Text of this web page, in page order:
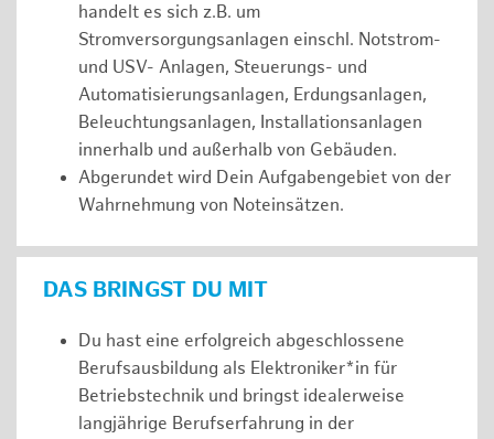
handelt es sich z.B. um
Stromversorgungsanlagen einschl. Notstrom-
und USV- Anlagen, Steuerungs- und
Automatisierungsanlagen, Erdungsanlagen,
Beleuchtungsanlagen, Installationsanlagen
innerhalb und außerhalb von Gebäuden.
Abgerundet wird Dein Aufgabengebiet von der
Wahrnehmung von Noteinsätzen.
DAS BRINGST DU MIT
Du hast eine erfolgreich abgeschlossene
Berufsausbildung als Elektroniker*in für
Betriebstechnik und bringst idealerweise
langjährige Berufserfahrung in der